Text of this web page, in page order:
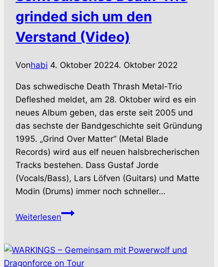
grinded sich um den
Verstand (Video)
Vonhabi 4. Oktober 20224. Oktober 2022
Das schwedische Death Thrash Metal-Trio
Defleshed meldet, am 28. Oktober wird es ein
neues Album geben, das erste seit 2005 und
das sechste der Bandgeschichte seit Gründung
1995. „Grind Over Matter“ (Metal Blade
Records) wird aus elf neuen halsbrecherischen
Tracks bestehen. Dass Gustaf Jorde
(Vocals/Bass), Lars Löfven (Guitars) und Matte
Modin (Drums) immer noch schneller…
WeiterlesenDEFLESHED
Death-
Trio